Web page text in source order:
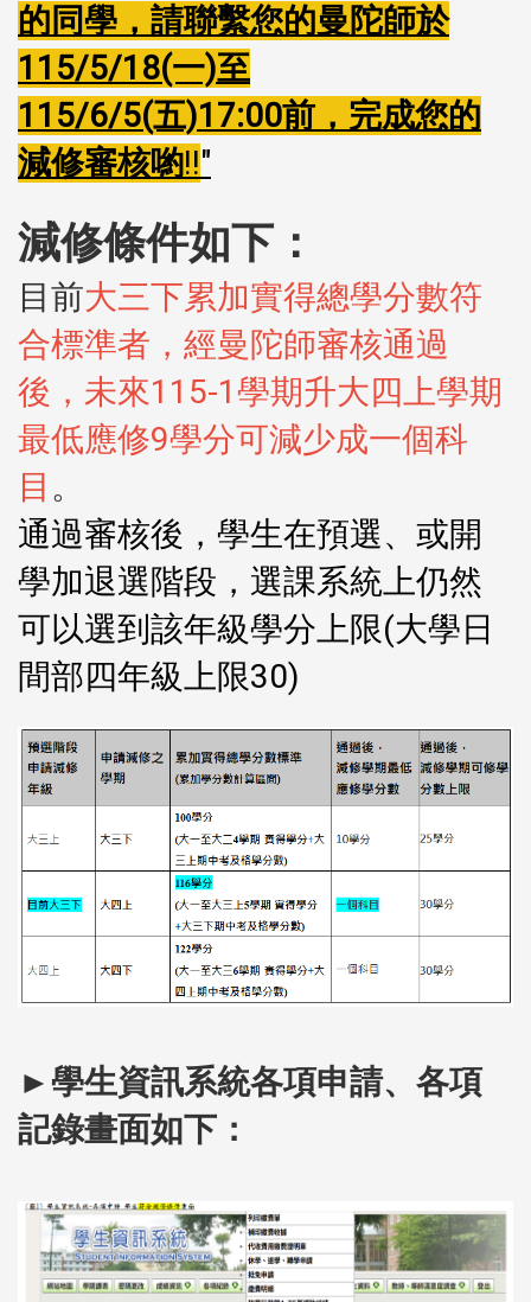
的同學，請聯繫您的曼陀師於
115/5/18(一)至
115/6/5(五)17:00前，完成您的
減修審核喲!!
減修條件如下：
目前大三下累加實得總學分數符
合標準者，經曼陀師審核通過
後，未來115-1學期升大四上學期
最低應修9學分可減少成一個科
目 。
通過審核後，學生在預選、或開
學加退選階段，選課系統上仍然
可以選到該年級學分上限(大學日
間部四年級上限30)
►學生資訊系統各項申請、各項
記錄畫面如下：